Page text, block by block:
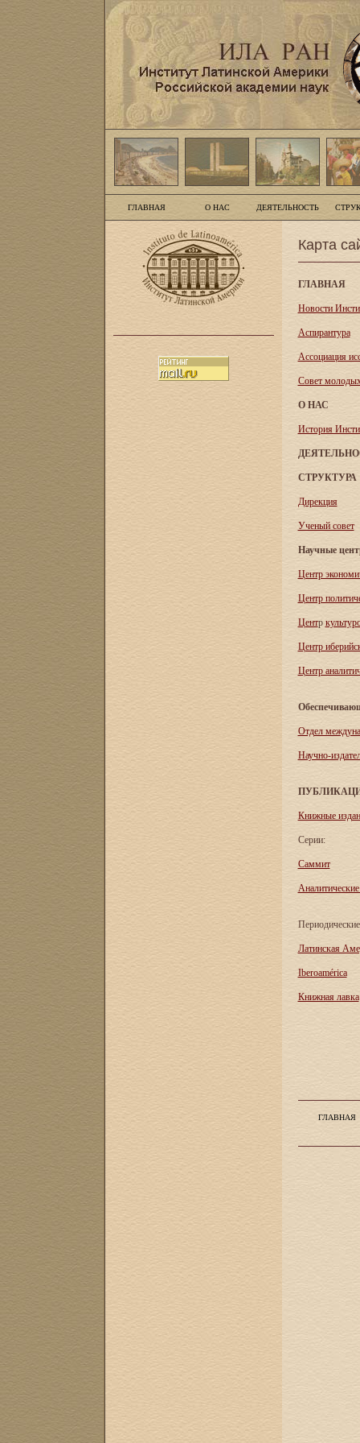
ГЛАВНАЯ О НАС ДЕЯТЕЛЬНОСТЬ
Карта
ГЛАВНАЯ
Новости
Аспирантура
Асcоциация
Совет
О НАС
История
СТРУКТУРА
Дирекция
Ученый совет
Научные
Центр
Центр
Центр
Центр
Центр
Отдел
Научно-
Книжные
Серии:
Саммит
Аналитические
Латинская
Iberoamérica
Книжная лавка
ГЛАВНАЯ